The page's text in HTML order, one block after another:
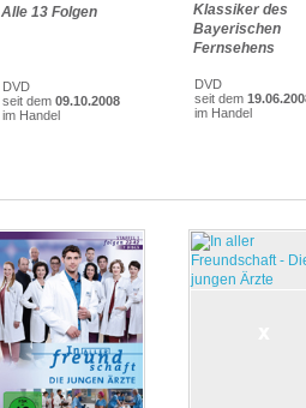
Alle 13 Folgen
DVD
seit dem 09.10.2008
im Handel
Klassiker des
Bayerischen
Fernsehens
DVD
seit dem
im Handel